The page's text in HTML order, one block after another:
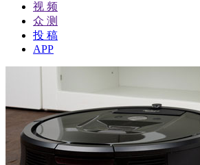
视 频
众 测
投 稿
APP